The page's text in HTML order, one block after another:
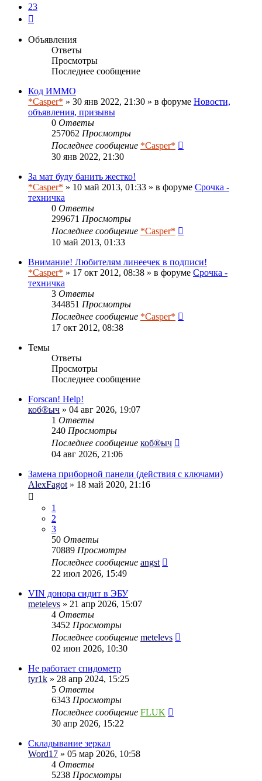
23
Объявления
Ответы
Просмотры
Последнее сообщение
Код ИММО
*Casper* » 30 янв 2022, 21:30 » в форуме Новости,
объявления, призывы
0 Ответы
257062 Просмотры
Последнее сообщение *Casper*
30 янв 2022, 21:30
За мат буду банить жестко!
*Casper* » 10 май 2013, 01:33 » в форуме Срочка -
техничка
0 Ответы
299671 Просмотры
Последнее сообщение *Casper*
10 май 2013, 01:33
Внимание! Любителям линеечек в подписи!
*Casper* » 17 окт 2012, 08:38 » в форуме Срочка -
техничка
3 Ответы
344851 Просмотры
Последнее сообщение *Casper*
17 окт 2012, 08:38
Темы
Ответы
Просмотры
Последнее сообщение
Forscan! Help!
коб®ыч » 04 авг 2026, 19:07
1 Ответы
240 Просмотры
Последнее сообщение коб®ыч
04 авг 2026, 21:06
Замена приборной панели (действия с ключами)
AlexFagot » 18 май 2020, 21:16
1
2
3
50 Ответы
70889 Просмотры
Последнее сообщение angst
22 июл 2026, 15:49
VIN донора сидит в ЭБУ
metelevs » 21 апр 2026, 15:07
4 Ответы
3452 Просмотры
Последнее сообщение metelevs
02 июн 2026, 10:30
Не работает спидометр
tyr1k » 28 апр 2024, 15:25
5 Ответы
6343 Просмотры
Последнее сообщение FLUK
30 апр 2026, 15:22
Складывание зеркал
Word17 » 05 мар 2026, 10:58
4 Ответы
5238 Просмотры